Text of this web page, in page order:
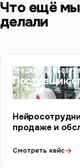
Что ещё мы
делали
ПРОДАЖА И
Поставщик
продаже и
Смотреть кейс→